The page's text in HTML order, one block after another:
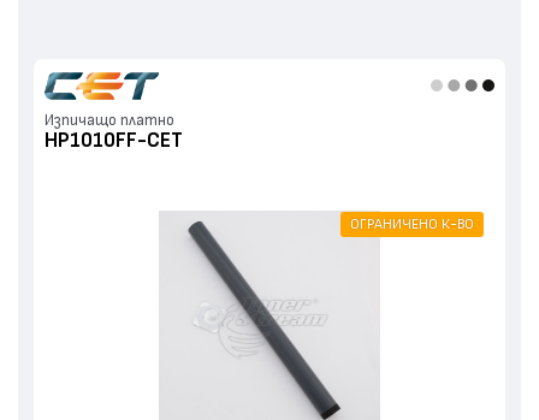
Изпичащо платно
HP1010FF-CET
ОГРАНИЧЕНО К-ВО